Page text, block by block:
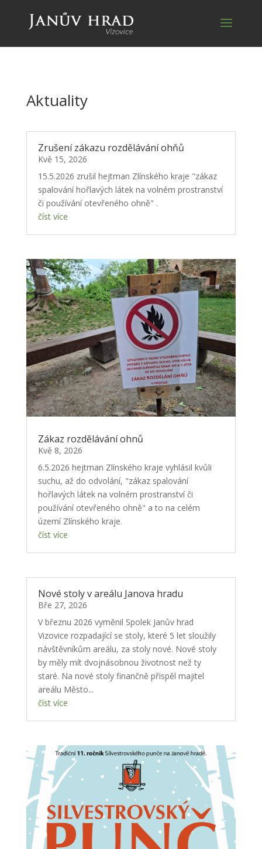
Aktuality
Zrušení zákazu rozdělávání ohňů
Kvě 15, 2026
15.5.2026 zrušil hejtman Zlínského kraje "zákaz
spalování hořlavých látek na volném prostranství
či používání otevřeného ohně" .
číst více
Zákaz rozdělávání ohnů
Kvě 8, 2026
6.5.2026 hejtman Zlínského kraje vyhlásil kvůli
suchu, až do odvolání, "zákaz spalování
hořlavých látek na volném prostranství či
používání otevřeného ohně" a to na celém
území Zlínského kraje.
číst více
Nové stoly v areálu Janova hradu
Bře 27, 2026
V březnu 2026 vyměnil Spolek Janův hrad
Vizovice rozpadající se stoly, které 5 let sloužily
návštěvníkům areálu, za stoly nové. Nové stoly
by měly mít dvojnásobnou životnost než ty
staré. Na nové stoly finančně přispěl majitel
areálu Město...
číst více